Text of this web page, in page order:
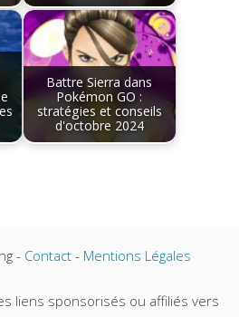
Battre Sierra dans
Pokémon GO :
stratégies et conseils
d'octobre 2024
- Contact - Mentions Légales
liens sponsorisés ou affiliés vers